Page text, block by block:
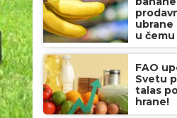
ubrane
u
FAO
Svetu
talas
hrane!